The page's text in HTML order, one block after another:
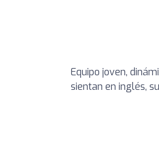
Equipo joven,
sientan en inglés,